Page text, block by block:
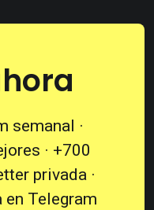
semanal ·
· +700
privada ·
en Telegram